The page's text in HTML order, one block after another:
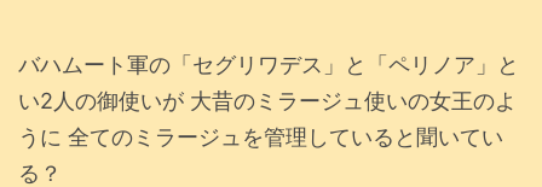
バハムート軍の「セグリワデス」と「ペリノア」と
い2人の御使いが 大昔のミラージュ使いの女王のよ
うに 全てのミラージュを管理していると聞いてい
る？